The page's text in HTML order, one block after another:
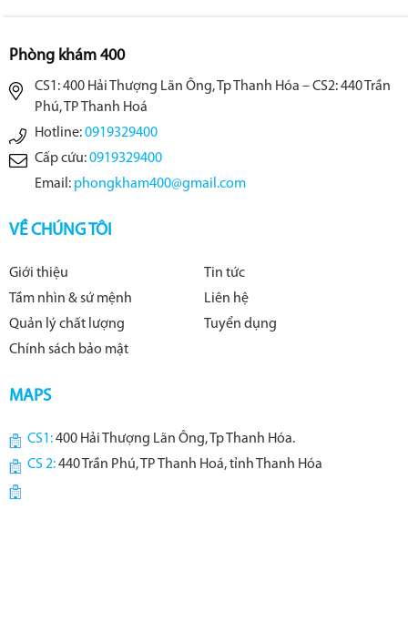
Phòng khám 400
CS1: 400 Hải Thượng Lãn Ông, Tp Thanh Hóa – CS2: 440 Trần
Phú, TP Thanh Hoá
Hotline:0919329400
Cấp cứu:0919329400
Email: phongkham400@gmail.com
VỀ CHÚNG TÔI
Giới thiệu
Tin tức
Tầm nhìn & sứ mệnh
Liên hệ
Quản lý chất lượng
Tuyển dụng
Chính sách bảo mật
MAPS
CS1:400 Hải Thượng Lãn Ông, Tp Thanh Hóa.
CS 2:440 Trần Phú, TP Thanh Hoá, tỉnh Thanh Hóa